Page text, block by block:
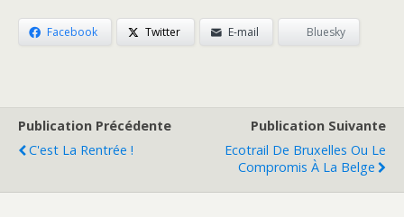
Facebook Twitter E-mail Bluesky
Publication Précédente
C'est La Rentrée !
Publication Suivante
Ecotrail De Bruxelles Ou Le
Compromis À La Belge